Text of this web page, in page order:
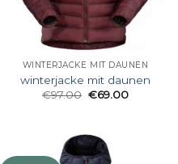
WINTERJACKE MIT DAUNEN
winterjacke mit daunen
€97.00 €69.00